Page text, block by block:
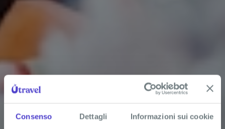
Consenso Dettagli Informazioni sui cookie